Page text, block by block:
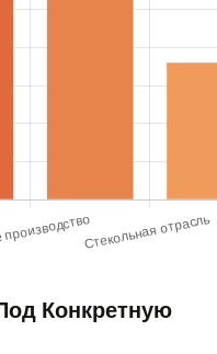
Конкретную